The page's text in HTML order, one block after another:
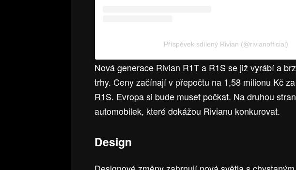
Příspěvek sdílený Rivian (@rivianofficial)
Nová generace Rivian R1T a R1S se již vyrábí a
trhy. Ceny začínají v přepočtu na 1,58 milionu Kč
R1S. Evropa si bude muset počkat. Na druhou
automobilek, které dokážou Rivianu konkurovat.
Design